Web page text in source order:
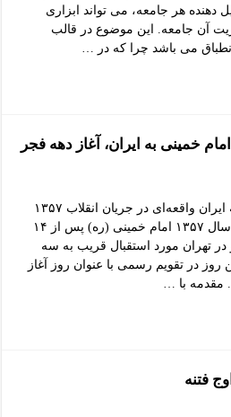
هر جامعه، می تواند ابزاری
آن جامعه. این موضوع در قالب
می باشد چرا که در …
خمینی به ایران، آغاز دهه فجر
بازگشت امام خمینی (ره) به ایران واقعه‌ای در جریان انقلاب ۱۳۵۷
است که طی آن در ۱۲ بهمن سال ۱۳۵۷ امام خمینی (ره) پس از ۱۴
در تهران مورد استقبال قریب به سه
روز در تقویم رسمی با عنوان روز آغاز
با …
فتنه